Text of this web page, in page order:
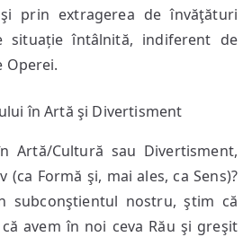
prin extragerea de învăţături
situație întâlnită, indiferent de
Operei.
în Artă şi Divertisment
Artă/Cultură sau Divertisment,
(ca Formă şi, mai ales, ca Sens)?
subconştientul nostru, ştim că
avem în noi ceva Rău şi greşit